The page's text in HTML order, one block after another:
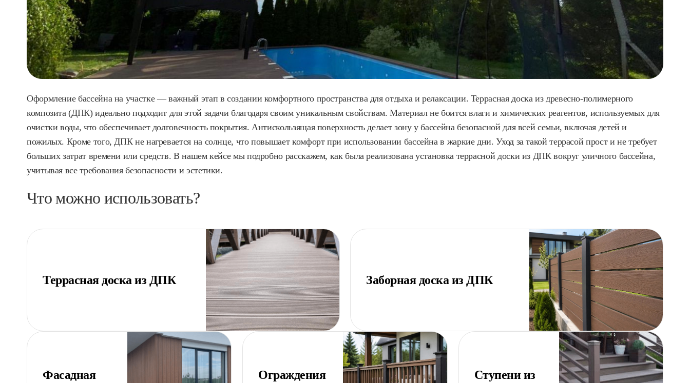
Оформление бассейна на участке — важный этап в создании комфортного пространства для отдыха и релаксации. Террасная доска из древесно-полимерного
композита (ДПК) идеально подходит для этой задачи благодаря своим уникальным свойствам. Материал не боится влаги и химических реагентов, используемых для
очистки воды, что обеспечивает долговечность покрытия. Антискользящая поверхность делает зону у бассейна безопасной для всей семьи, включая детей и
пожилых. Кроме того, ДПК не нагревается на солнце, что повышает комфорт при использовании бассейна в жаркие дни. Уход за такой террасой прост и не требует
больших затрат времени или средств. В нашем кейсе мы подробно расскажем, как была реализована установка террасной доски из ДПК вокруг уличного бассейна,
учитывая все требования безопасности и эстетики.
Что можно использовать?
Террасная доска из ДПК Заборная доска из ДПК
Фасадная
Ограждения
Ступени из